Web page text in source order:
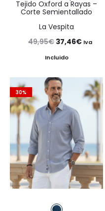
Tejido Oxford a Rayas –
Corte Semientallado
La Vespita
49,95€ El
precio
era:
49,95€.
37,46€El
es:
37,46€.
Iva
Incluido
30%